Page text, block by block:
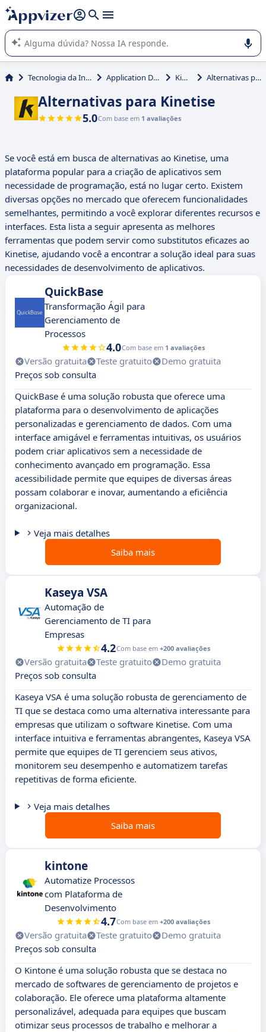
de nossa IA (várias linhas com
A IA do Appvizer o orienta no uso ou na seleção de software
SaaS para sua empresa.
Tecnologia da Informação (TI) Application Development Kinetise Alternativas para Kinetise
Alternativas para Kinetise
5.0Com base em 1 avaliações
Se você está em busca de alternativas ao Kinetise, uma
plataforma popular para a criação de aplicativos sem
necessidade de programação, está no lugar certo. Existem
diversas opções no mercado que oferecem funcionalidades
semelhantes, permitindo a você explorar diferentes recursos e
interfaces. Esta lista a seguir apresenta as melhores
ferramentas que podem servir como substitutos eficazes ao
Kinetise, ajudando você a encontrar a solução ideal para suas
necessidades de desenvolvimento de aplicativos.
QuickBase
Transformação Ágil para
Gerenciamento de
Processos
4.0Com base em 1 avaliações
Versão gratuita Teste gratuito
Demo gratuita
Preços sob consulta
QuickBase é uma solução robusta que oferece uma
plataforma para o desenvolvimento de aplicações
personalizadas e gerenciamento de dados. Com uma
interface amigável e ferramentas intuitivas, os usuários
podem criar aplicativos sem a necessidade de
conhecimento avançado em programação. Essa
acessibilidade permite que equipes de diversas áreas
possam colaborar e inovar, aumentando a eficiência
organizacional.
Veja mais detalhes
Saiba mais
Kaseya VSA
Automação de
Gerenciamento de TI para
Empresas
4.2Com base em +200 avaliações
Versão gratuita Teste gratuito
Demo gratuita
Preços sob consulta
Kaseya VSA é uma solução robusta de gerenciamento de
TI que se destaca como uma alternativa interessante para
empresas que utilizam o software Kinetise. Com uma
interface intuitiva e ferramentas abrangentes, Kaseya VSA
permite que equipes de TI gerenciem seus ativos,
monitorem seu desempenho e automatizem tarefas
repetitivas de forma eficiente.
Veja mais detalhes
Saiba mais
kintone
Automatize Processos
com Plataforma de
Desenvolvimento
4.7Com base em +200 avaliações
Versão gratuita Teste gratuito
Demo gratuita
Preços sob consulta
O Kintone é uma solução robusta que se destaca no
mercado de softwares de gerenciamento de projetos e
colaboração. Ele oferece uma plataforma altamente
personalizável, adequada para equipes que buscam
otimizar seus processos de trabalho e melhorar a